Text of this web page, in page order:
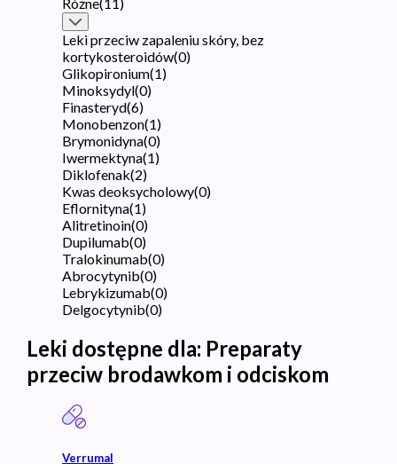
Leki przeciw zapaleniu skóry, bez
kortykosteroidów(0)
Glikopironium(1)
Minoksydyl(0)
Finasteryd(6)
Monobenzon(1)
Brymonidyna(0)
Iwermektyna(1)
Diklofenak(2)
Kwas deoksycholowy(0)
Eflornityna(1)
Alitretinoin(0)
Dupilumab(0)
Tralokinumab(0)
Abrocytynib(0)
Lebrykizumab(0)
Delgocytynib(0)
Leki dostępne dla: Preparaty
przeciw brodawkom i odciskom
Verrumal